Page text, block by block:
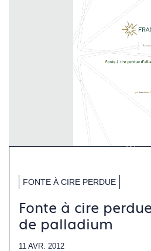
FONTE À CIRE PERDUE
Fonte à cire
de palladium
11 AVR. 2012